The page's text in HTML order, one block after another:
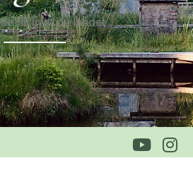
till livet på landet